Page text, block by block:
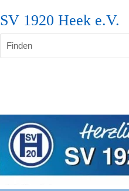
SV 1920 Heek e.V.
Finden